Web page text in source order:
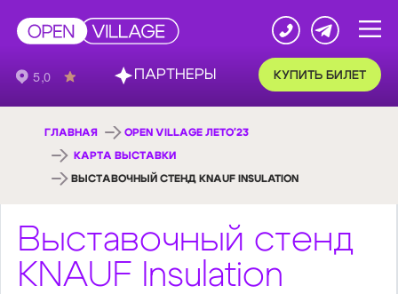
КУПИТЬ БИЛЕТ
ГЛАВНАЯ OPEN VILLAGE ЛЕТО'23
КАРТА ВЫСТАВКИ
ВЫСТАВОЧНЫЙ СТЕНД KNAUF INSULATION
Выставочный стенд
KNAUF Insulation